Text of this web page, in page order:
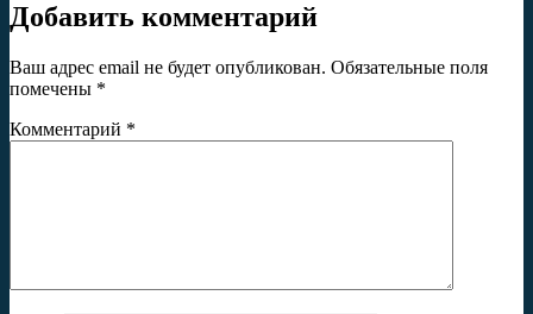
Добавить комментарий
Ваш адрес email не будет опубликован. Обязательные поля
помечены *
Комментарий *